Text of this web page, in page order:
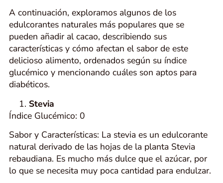
A continuación, exploramos algunos de los
edulcorantes naturales más populares que se
pueden añadir al cacao, describiendo sus
características y cómo afectan el sabor de este
delicioso alimento, ordenados según su índice
glucémico y mencionando cuáles son aptos para
diabéticos.
Stevia
Índice Glucémico: 0
Sabor y Características: La stevia es un edulcorante
natural derivado de las hojas de la planta Stevia
rebaudiana. Es mucho más dulce que el azúcar, por
lo que se necesita muy poca cantidad para endulzar.